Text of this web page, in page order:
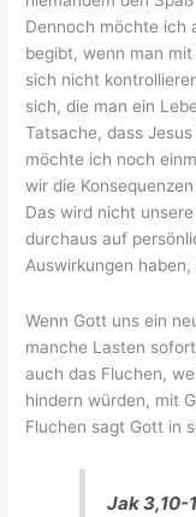
Dennoch möchte ich
begibt, wenn man
sich nicht
sich, die man ein
Tatsache, dass
möchte ich noch
wir die
Das wird nicht
durchaus auf
Auswirkungen
Wenn Gott uns ein
manche Lasten
auch das Fluchen,
hindern würden, mit
Fluchen sagt Gott in
Jak 3,10-